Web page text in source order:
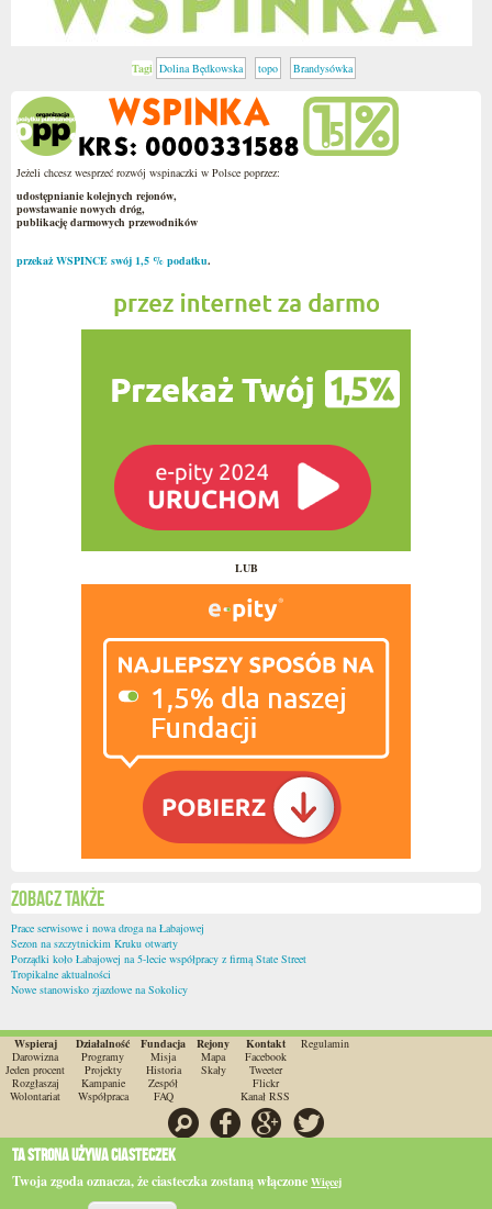
Ta strona używa ciasteczek
Twoja zgoda oznacza, że ciasteczka zostaną włączone Więcej
Tagi Dolina Będkowska topo Brandysówka
Jeżeli chcesz wesprzeć rozwój wspinaczki w Polsce poprzez:
udostępnianie kolejnych rejonów,
powstawanie nowych dróg,
publikację darmowych przewodników
przekaż WSPINCE swój 1,5 % podatku.
LUB
Zobacz także
Prace serwisowe i nowa droga na Łabajowej
Sezon na szczytnickim Kruku otwarty
Porządki koło Łabajowej na 5-lecie współpracy z firmą State Street
Tropikalne aktualności
Nowe stanowisko zjazdowe na Sokolicy
Wspieraj
Darowizna
Jeden procent
Rozgłaszaj
Wolontariat
Działalność
Programy
Projekty
Kampanie
Współpraca
Fundacja
Misja
Historia
Zespół
FAQ
Rejony
Mapa
Skały
Kontakt
Facebook
Tweeter
Flickr
Kanał RSS
Regulamin
Szukaj Facebook Google
O ile nie jest to stwierdzone inaczej, wszystkie materiały na stronie są dostępne na licencji
Wszystkie znaki towarowe stanowią własność odpowiednich firm.